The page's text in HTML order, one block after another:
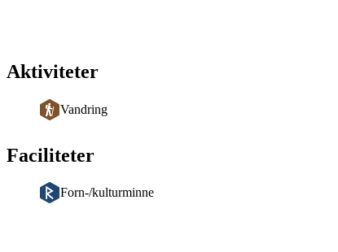
Aktiviteter
Vandring
Faciliteter
Forn-/kulturminne